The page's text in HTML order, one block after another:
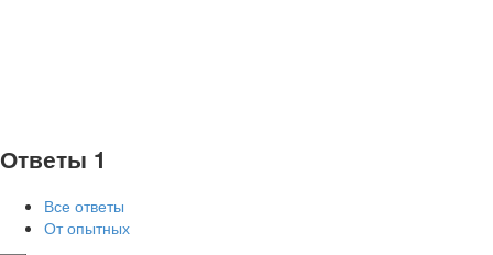
Ответы 1
Все ответы
От опытных